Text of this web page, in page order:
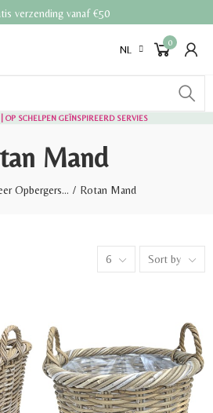
verzending vanaf €50
NL
0
OP SCHELPEN GEÏNSPIREERD SERVIES
Mand
Opbergers... Rotan Mand
6 Sort by